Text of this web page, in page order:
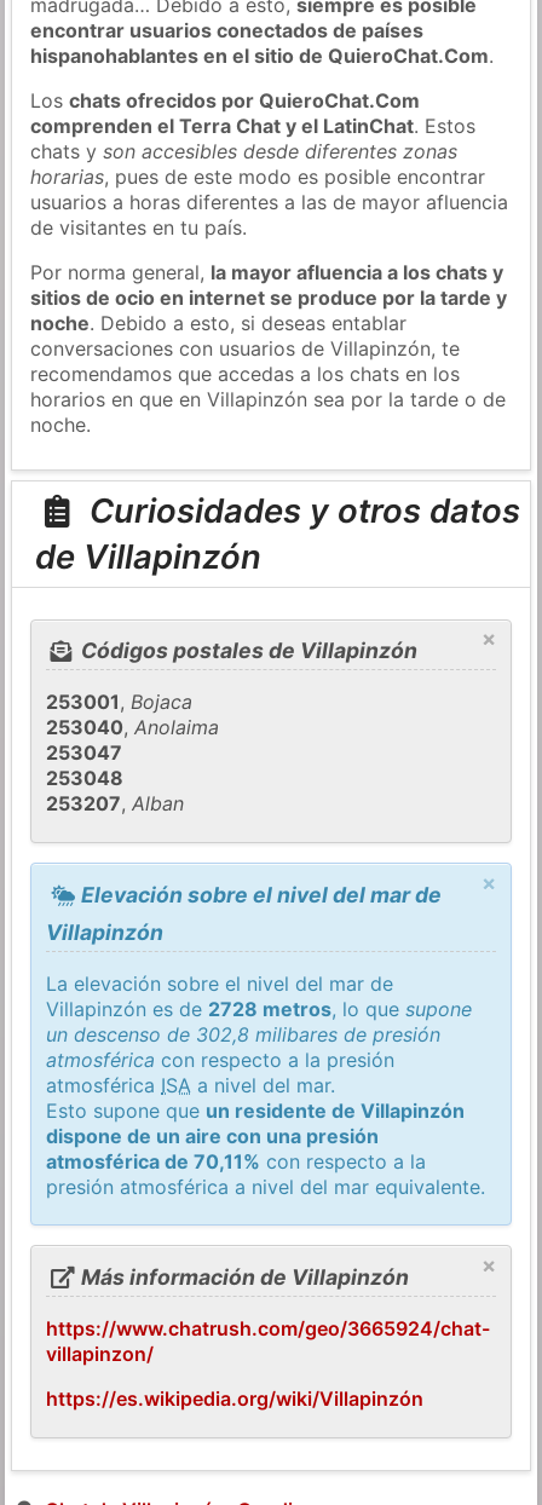
encontrar usuarios conectados de países
hispanohablantes en el sitio de QuieroChat.Com.
Loschats ofrecidos por QuieroChat.Com
comprenden el Terra Chat y el LatinChat. Estos
chats yson accesibles desde diferentes zonas
horarias, pues de este modo es posible encontrar
usuarios a horas diferentes a las de mayor afluencia
de visitantes en tu país.
Por norma general, la mayor afluencia a los chats y
sitios de ocio en internet se produce por la tarde y
noche. Debido a esto, si deseas entablar
conversaciones con usuarios de Villapinzón, te
recomendamos que accedas a los chats en los
horarios en que en Villapinzón sea por la tarde o de
noche.
Curiosidades y otros datos
de Villapinzón
×
Códigos postales de Villapinzón
253001,Bojaca
253040,Anolaima
253047
253048
253207,Alban
×
Elevación sobre el nivel del mar de
Villapinzón
La elevación sobre el nivel del mar de
Villapinzón es de 2728 metros, lo quesupone
un descenso de 302,8 milibares de presión
atmosférica con respecto a la presión
atmosférica ISA a nivel del mar.
Esto supone que un residente de Villapinzón
dispone de un aire con una presión
atmosférica de 70,11% con respecto a la
presión atmosférica a nivel del mar equivalente.
×
Más información de Villapinzón
https://www.chatrush.com/geo/3665924/chat-
villapinzon/
https://es.wikipedia.org/wiki/Villapinzón